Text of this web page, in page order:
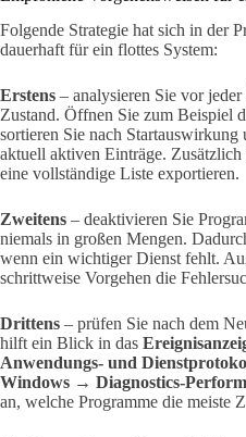
Folgende Strategie hat sich in der
dauerhaft für ein flottes System:
Erstens – analysieren Sie vor
Zustand. Öffnen Sie zum Beispiel
sortieren Sie nach Startauswirkung
aktuell aktiven Einträge.
eine vollständige Liste exportieren.
Zweitens – deaktivieren Sie
niemals in großen Mengen.
wenn ein wichtiger Dienst fehlt.
schrittweise Vorgehen die
Drittens – prüfen Sie nach dem
hilft ein Blick in das
Anwendungs- und
Windows → Diagnostics-
an, welche Programme die meiste